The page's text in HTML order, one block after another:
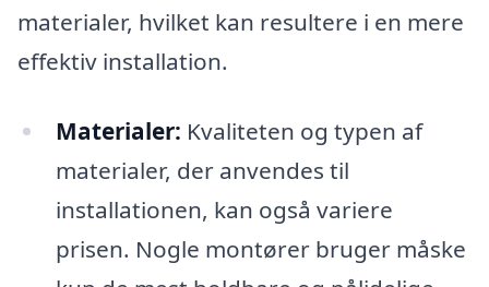
materialer, hvilket kan resultere i en mere
effektiv installation.
Materialer: Kvaliteten og typen af
materialer, der anvendes til
installationen, kan også variere
prisen. Nogle montører bruger måske